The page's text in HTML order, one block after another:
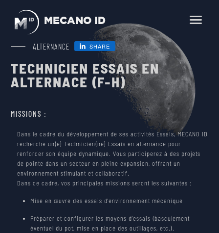
MECANO ID
En
HOME
SCIENCE, OBSERVATION, EXPLORATION
SMALLSATS AND NEWSPACE
ENVIRONMENTAL TESTING
LAUNCHERS
SERVICES
MECHANICAL AND THERMAL ENGINEERING
SPACE FARM
ENVIRONMENTAL TESTING
COMPANY
CAREER
WORK AT MECANO ID
ALTERNANCE SHARE
TECHNICIEN ESSAIS EN
ALTERNACE (F-H)
MISSIONS :
Dans le cadre du développement de ses activités Essais, MECANO ID
recherche un(e) Technicien(ne) Essais en alternance pour
renforcer son équipe dynamique. Vous participerez à des projets
de pointe dans un secteur en pleine expansion, offrant un
environnement stimulant et collaboratif.
Dans ce cadre, vos principales missions seront les suivantes :
Mise en œuvre des essais d’environnement mécanique
Préparer et configurer les moyens d’essais (basculement
éventuel du pot, mise en place des outillages, etc.).